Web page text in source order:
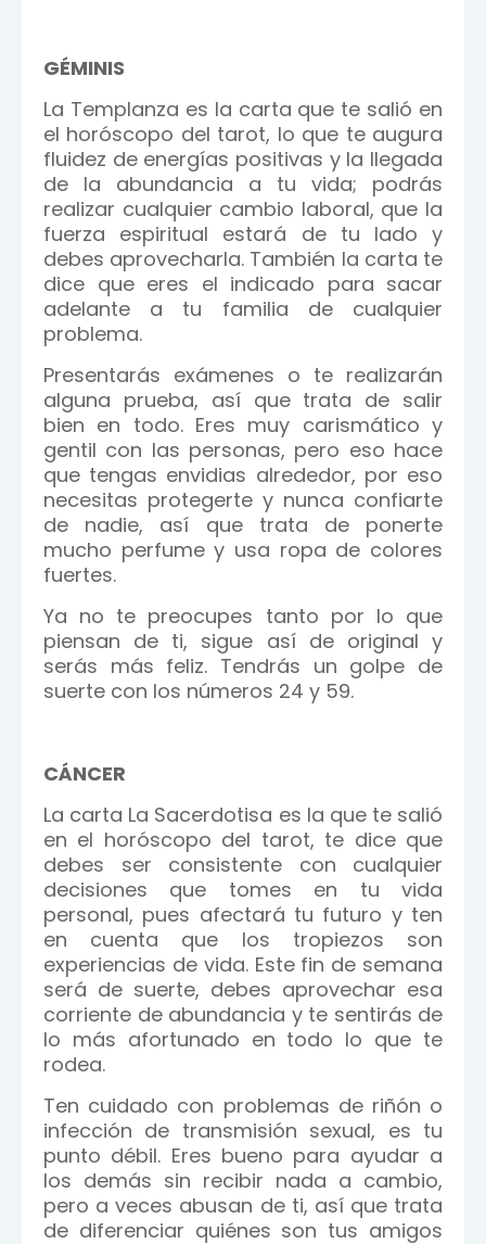
GÉMINIS
La Templanza es la carta que te salió en
el horóscopo del tarot, lo que te augura
fluidez de energías positivas y la llegada
de la abundancia a tu vida; podrás
realizar cualquier cambio laboral, que la
fuerza espiritual estará de tu lado y
debes aprovecharla. También la carta te
dice que eres el indicado para sacar
adelante a tu familia de cualquier
problema.
Presentarás exámenes o te realizarán
alguna prueba, así que trata de salir
bien en todo. Eres muy carismático y
gentil con las personas, pero eso hace
que tengas envidias alrededor, por eso
necesitas protegerte y nunca confiarte
de nadie, así que trata de ponerte
mucho perfume y usa ropa de colores
fuertes.
Ya no te preocupes tanto por lo que
piensan de ti, sigue así de original y
serás más feliz. Tendrás un golpe de
suerte con los números 24 y 59.
CÁNCER
La carta La Sacerdotisa es la que te salió
en el horóscopo del tarot, te dice que
debes ser consistente con cualquier
decisiones que tomes en tu vida
personal, pues afectará tu futuro y ten
en cuenta que los tropiezos son
experiencias de vida. Este fin de semana
será de suerte, debes aprovechar esa
corriente de abundancia y te sentirás de
lo más afortunado en todo lo que te
rodea.
Ten cuidado con problemas de riñón o
infección de transmisión sexual, es tu
punto débil. Eres bueno para ayudar a
los demás sin recibir nada a cambio,
pero a veces abusan de ti, así que trata
de diferenciar quiénes son tus amigos